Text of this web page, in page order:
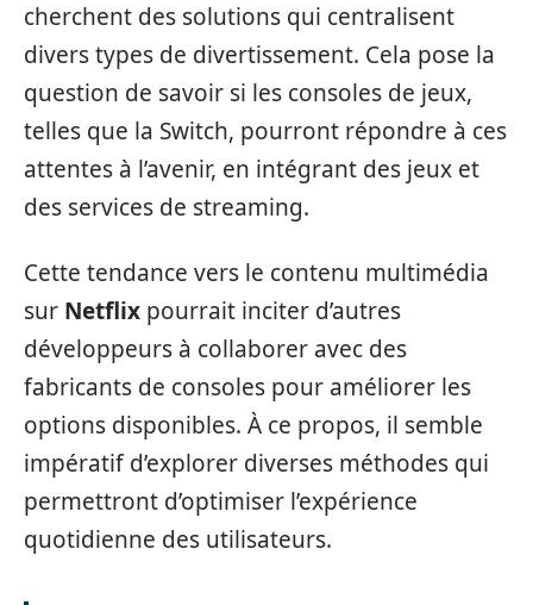
cherchent des solutions qui centralisent
divers types de divertissement. Cela pose la
question de savoir si les consoles de jeux,
telles que la Switch, pourront répondre à ces
attentes à l’avenir, en intégrant des jeux et
des services de streaming.
Cette tendance vers le contenu multimédia
sur Netflix pourrait inciter d’autres
développeurs à collaborer avec des
fabricants de consoles pour améliorer les
options disponibles. À ce propos, il semble
impératif d’explorer diverses méthodes qui
permettront d’optimiser l’expérience
quotidienne des utilisateurs.